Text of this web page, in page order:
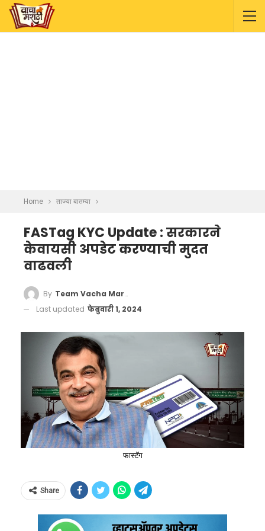
Home ताज्या बातम्या
FASTag KYC Update : सरकारने
केवायसी अपडेट करण्याची मुदत
वाढवली
By Team Vacha Marathi
Last updated फेब्रुवारी 1, 2024
फास्टॅग
Share